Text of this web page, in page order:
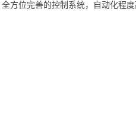
全方位完善的控制系统，自动化程